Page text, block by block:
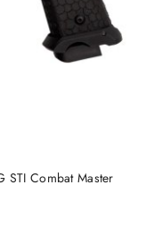
STI Combat Master